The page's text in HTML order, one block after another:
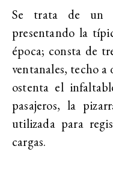
Se trata de un
presentando la
época; consta de
ventanales, techo a
ostenta el
pasajeros, la
utilizada para
cargas.